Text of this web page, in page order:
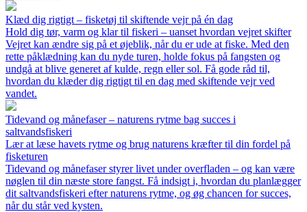
Klæd dig rigtigt – fisketøj til skiftende vejr på én dag
Hold dig tør, varm og klar til fiskeri – uanset hvordan vejret skifter
Vejret kan ændre sig på et øjeblik, når du er ude at fiske. Med den
rette påklædning kan du nyde turen, holde fokus på fangsten og
undgå at blive generet af kulde, regn eller sol. Få gode råd til,
hvordan du klæder dig rigtigt til en dag med skiftende vejr ved
vandet.
Tidevand og månefaser – naturens rytme bag succes i
saltvandsfiskeri
Lær at læse havets rytme og brug naturens kræfter til din fordel på
fisketuren
Tidevand og månefaser styrer livet under overfladen – og kan være
nøglen til din næste store fangst. Få indsigt i, hvordan du planlægger
dit saltvandsfiskeri efter naturens rytme, og øg chancen for succes,
når du står ved kysten.